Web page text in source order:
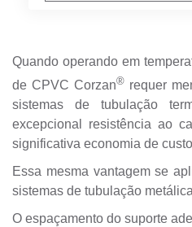
Quando operando em
de CPVC Corzan® requer
sistemas de tubulação
excepcional resistência ao
significativa economia de
Essa mesma vantagem se
sistemas de tubulação
O espaçamento do suporte